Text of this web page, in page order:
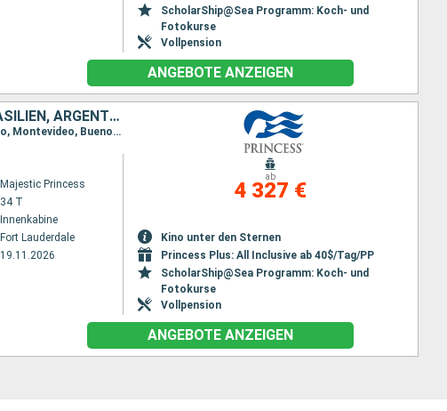
ScholarShip@Sea Programm: Koch- und
Fotokurse
Vollpension
ANGEBOTE ANZEIGEN
VEREINIGTE STAATEN VON AMERIKA, SAINT LUCIA, BARBADOS, BRASILIEN, ARGENTINIEN, URUGUAY, FALKLANDINSELN, CHILE
Reiseroute : Fort Lauderdale, Saint martin, St. Lucia, Barbados, Fortaleza, Rio de Janeiro, Montevideo, Buenos Aires, Montevideo, Puerto Madryn, Falklandinseln, Kap Horn, Ushuaia, Puerto Williams, Punta Arenas, Puerto Montt, San antonio Chili
Majestic Princess
34 T
Innenkabine
Fort Lauderdale
19.11.2026
ab
4 327 €
Kino unter den Sternen
Princess Plus: All Inclusive ab 40$/Tag/PP
ScholarShip@Sea Programm: Koch- und
Fotokurse
Vollpension
ANGEBOTE ANZEIGEN